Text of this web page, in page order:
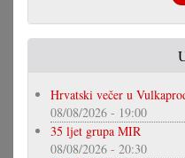
Hrvatski večer u
08/08/2026 - 19:00
35 ljet grupa MIR
08/08/2026 - 20:30